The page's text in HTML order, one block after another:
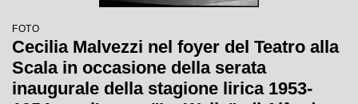
FOTO
Cecilia Malvezzi nel foyer del Teatro alla
Scala in occasione della serata
inaugurale della stagione lirica 1953-